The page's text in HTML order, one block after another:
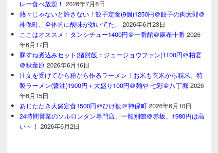
レー食べ放題！ 2026年7月6日
熱々じゃないと許さない！餃子定食(9個)1250円＠餃子の肉太郎＠
神保町、全体的に酸味が効いてた。
2026年6月23日
ここはオススメ！タンシチュー1400円＠一番館＠麻布十番 2026
年6月17日
豚すね煮込みセット(猪肘飯＝ジュージョウファン)1100円＠柏宴
＠秋葉原 2026年6月16日
注文を受けてから粉から作るラーメン！お米も玄米から精米。特
製ラーメン(醤油)1900円＋大盛り100円＠麺や 七彩＠八丁堀 2026
年6月15日
あじたたき大盛定食1500円＠ひげ勘＠神保町 2026年6月10日
24時間営業のソルロンタン専門店、一龍別館＠赤坂。1980円は高
い～！ 2026年6月2日